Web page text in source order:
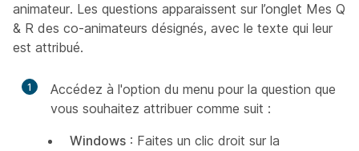
animateur. Les questions apparaissent sur l’onglet Mes Q
& R des co-animateurs désignés, avec le texte qui leur
est attribué.
1
Accédez à l'option du menu pour la question que
vous souhaitez attribuer comme suit :
Windows : Faites un clic droit sur la